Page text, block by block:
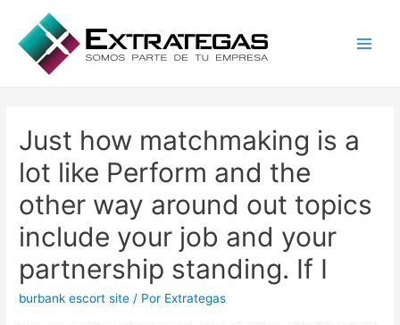
Just how matchmaking is a
lot like Perform and the
other way around out topics
include your job and your
partnership standing. If I
burbank escort site / Por Extrategas